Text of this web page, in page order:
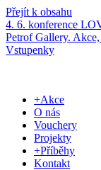
Přejít k obsahu
4. 6. konference
Petrof Gallery.
Vstupenky
+Akce
O nás
Vouchery
Projekty
+Příběhy
Kontakt